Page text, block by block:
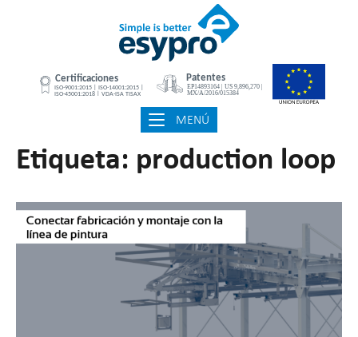
MENÚ
Etiqueta: production loop